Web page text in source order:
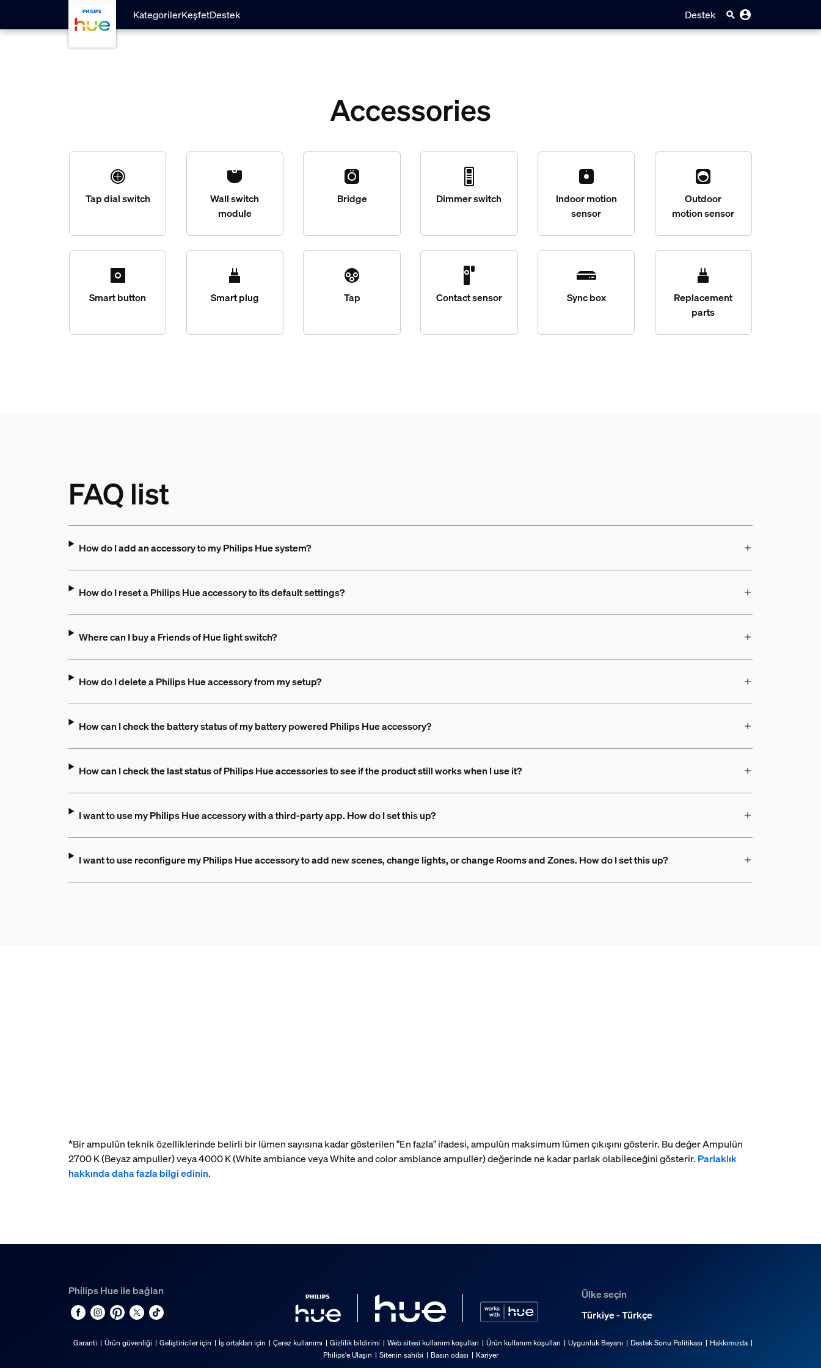
skip.to.main.content
KategorilerKeşfetDestek Destek
Accessories
Tap dial switch
Wall switch
module
Bridge Dimmer switch
Indoor motion
sensor
Outdoor
motion sensor
Smart button Smart plug Tap Contact sensor Sync box
Replacement
parts
FAQ list
How do I add an accessory to my Philips Hue system?
How do I reset a Philips Hue accessory to its default settings?
Where can I buy a Friends of Hue light switch?
How do I delete a Philips Hue accessory from my setup?
How can I check the battery status of my battery powered Philips Hue accessory?
How can I check the last status of Philips Hue accessories to see if the product still works when I use it?
I want to use my Philips Hue accessory with a third-party app. How do I set this up?
I want to use reconfigure my Philips Hue accessory to add new scenes, change lights, or change Rooms and Zones. How do I set this up?
*Bir ampulün teknik özelliklerinde belirli bir lümen sayısına kadar gösterilen "En fazla" ifadesi, ampulün maksimum lümen çıkışını gösterir. Bu değer Ampulün
2700 K (Beyaz ampuller) veya 4000 K (White ambiance veya White and color ambiance ampuller) değerinde ne kadar parlak olabileceğini gösterir. Parlaklık
hakkında daha fazla bilgi edinin.
Philips Hue ile bağlan
Ülke seçin
Türkiye - Türkçe
Garanti Ürün güvenliği Geliştiriciler için İş ortakları için Çerez kullanımı Gizlilik bildirimi Web sitesi kullanım koşulları Ürün kullanım koşulları Uygunluk Beyanı Destek Sonu Politikası
Hakkımızda
Philips'e Ulaşın
Sitenin sahibi Basın odası Kariyer